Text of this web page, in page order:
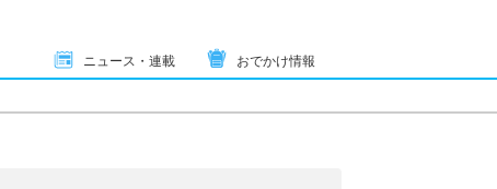
ニュース・連載 おでかけ情報